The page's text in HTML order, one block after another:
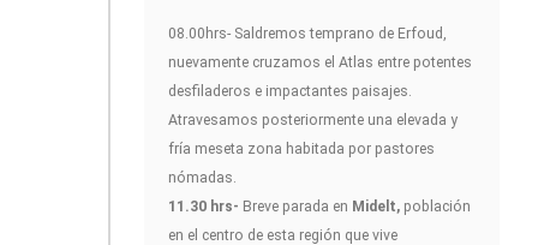
08.00hrs- Saldremos temprano de Erfoud,
nuevamente cruzamos el Atlas entre potentes
desfiladeros e impactantes paisajes.
Atravesamos posteriormente una elevada y
fría meseta zona habitada por pastores
nómadas.
11.30 hrs- Breve parada en Midelt, población
en el centro de esta región que vive